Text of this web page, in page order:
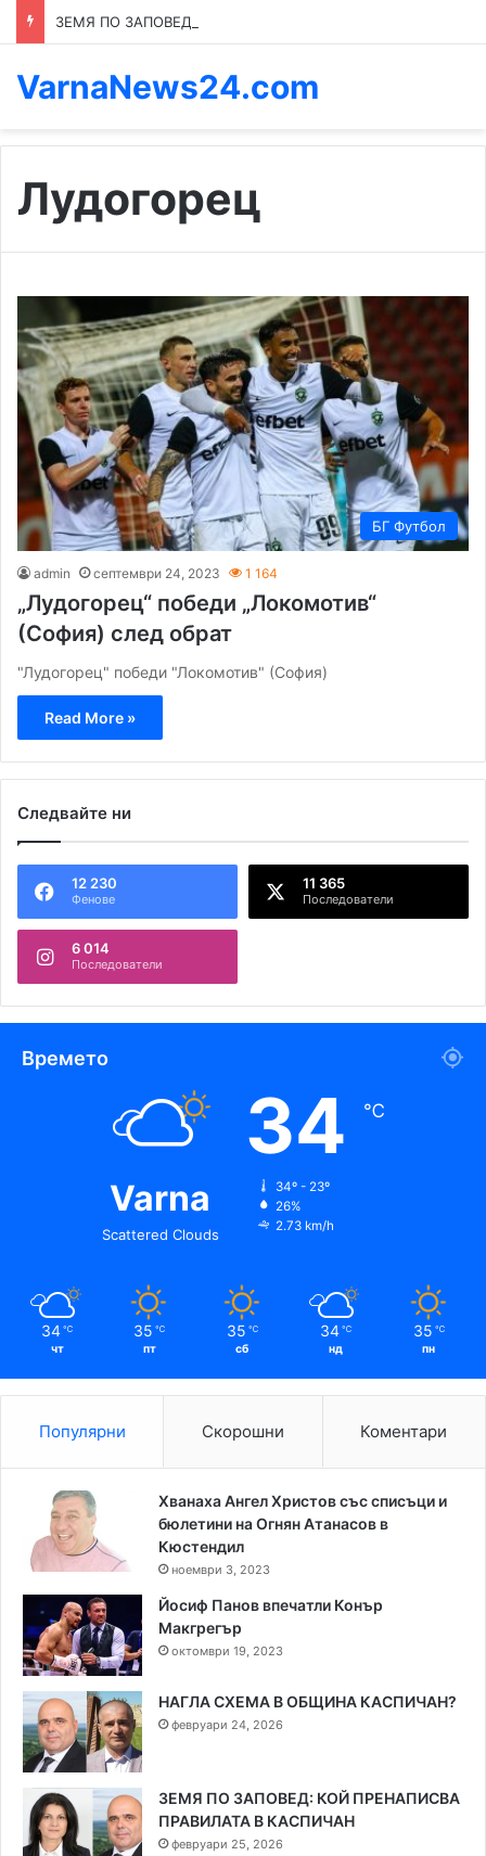
VarnaNews24.com
Лудогорец
БГ Футбол
admin септември 24, 2023 1 164
„Лудогорец“ победи „Локомотив“
(София) след обрат
"Лудогорец" победи "Локомотив" (София)
Read More »
Следвайте ни
12 230
Фенове
11 365
Последователи
6 014
Последователи
Времето
Varna
Scattered Clouds
34 ℃
34º - 23º
26%
2.73 km/h
34 ℃
чт
35 ℃
пт
35 ℃
сб
34 ℃
нд
35 ℃
пн
Популярни Скорошни Коментари
Хванаха Ангел Христов със списъци и
бюлетини на Огнян Атанасов в
Кюстендил
ноември 3, 2023
Йосиф Панов впечатли Конър
Макгрегър
октомври 19, 2023
НАГЛА СХЕМА В ОБЩИНА КАСПИЧАН?
февруари 24, 2026
ЗЕМЯ ПО ЗАПОВЕД: КОЙ ПРЕНАПИСВА
ПРАВИЛАТА В КАСПИЧАН
февруари 25, 2026